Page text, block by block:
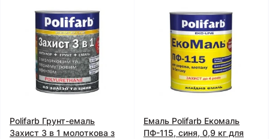
Polifarb Грунт-емаль
Захист 3 в 1 молоткова з
Емаль Polifarb Екомаль
ПФ-115, синя, 0,9 кг для